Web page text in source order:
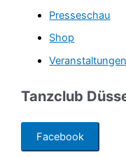
Presseschau
Shop
Veranstaltungen
Tanzclub
Facebook